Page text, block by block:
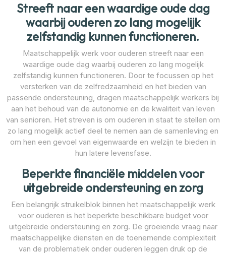
Streeft naar een waardige oude dag
waarbij ouderen zo lang mogelijk
zelfstandig kunnen functioneren.
Maatschappelijk werk voor ouderen streeft naar een
waardige oude dag waarbij ouderen zo lang mogelijk
zelfstandig kunnen functioneren. Door te focussen op het
versterken van de zelfredzaamheid en het bieden van
passende ondersteuning, dragen maatschappelijk werkers bij
aan het behoud van de autonomie en de kwaliteit van leven
van senioren. Het streven is om ouderen in staat te stellen om
zo lang mogelijk actief deel te nemen aan de samenleving en
om hen een gevoel van eigenwaarde en welzijn te bieden in
hun latere levensfase.
Beperkte financiële middelen voor
uitgebreide ondersteuning en zorg
Een belangrijk struikelblok binnen het maatschappelijk werk
voor ouderen is het beperkte beschikbare budget voor
uitgebreide ondersteuning en zorg. De groeiende vraag naar
maatschappelijke diensten en de toenemende complexiteit
van de problematiek onder ouderen leggen druk op de